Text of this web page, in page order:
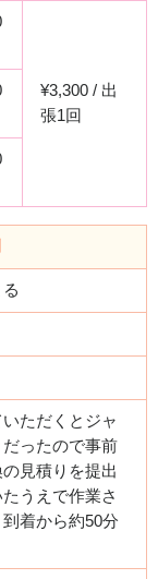
¥3,300 / 出
張1回
ただくとジャ
ったので事前
見積りを提出
うえで作業さ
着から約50分